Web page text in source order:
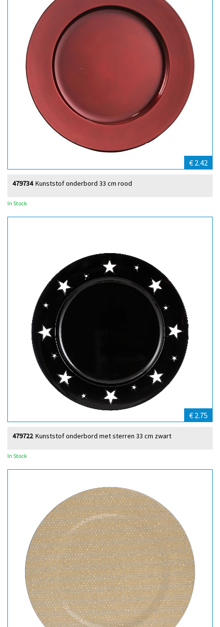
€ 2.42
Kunststof onderbord 33 cm rood
479734
In Stock
€ 2.75
Kunststof onderbord met sterren 33 cm zwart
479722
In Stock